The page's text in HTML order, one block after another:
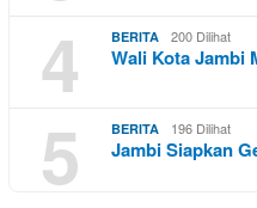
4 BERITA 200 Dilihat
Wali Kota Jambi
5 BERITA 196 Dilihat
Jambi Siapkan